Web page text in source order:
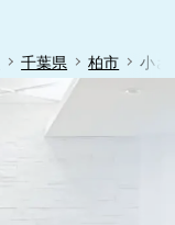
千葉県 柏市 小